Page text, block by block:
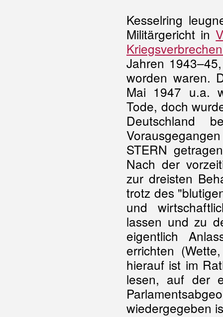
Kesselring
Militärgericht in
Jahren
worden waren.
Mai 1947 u.a.
Tode, doch
Deutschland
STERN
Nach der
zur dreisten
trotz des
und
lassen und zu
eigentlich
errichten
hierauf ist im
lesen, auf der
wiedergegeben